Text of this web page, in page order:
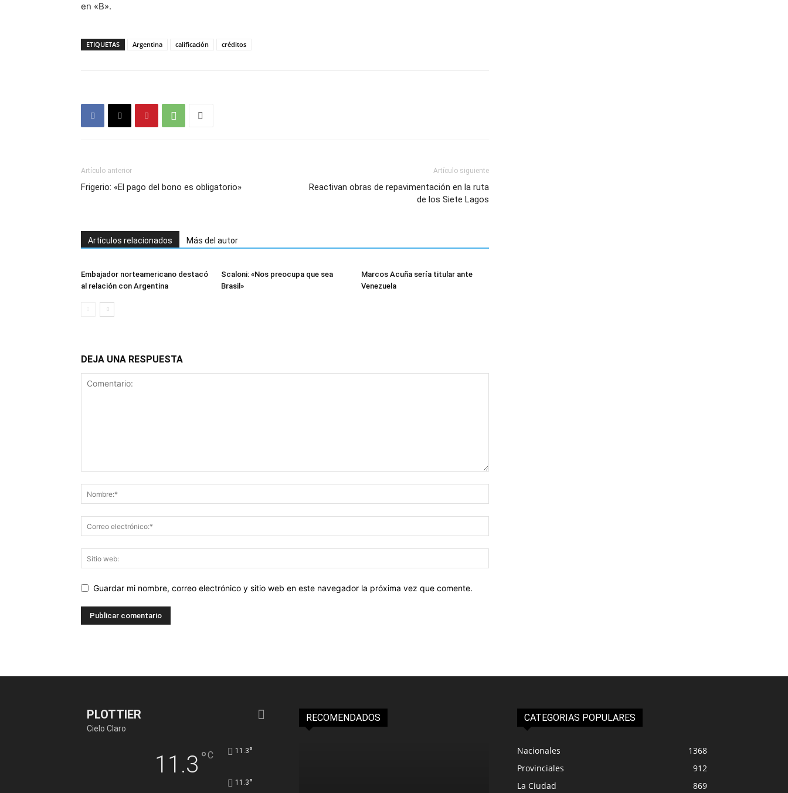
en «B».
ETIQUETAS Argentina calificación créditos
Artículo anterior
Frigerio: «El pago del bono es obligatorio»
Artículo siguiente
Reactivan obras de repavimentación en la ruta
de los Siete Lagos
Artículos relacionados Más del autor
Embajador norteamericano destacó
al relación con Argentina
Scaloni: «Nos preocupa que sea
Brasil»
Marcos Acuña sería titular ante
Venezuela
DEJA UNA RESPUESTA
Guardar mi nombre, correo electrónico y sitio web en este navegador la próxima vez que comente.
PLOTTIER
Cielo Claro
11.3 °C 11.3°
11.3°
RECOMENDADOS CATEGORIAS POPULARES
Nacionales
1368
Provinciales
912
La Ciudad
869